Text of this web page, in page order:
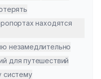
находятся
незамедлительно
для путешествий
систему